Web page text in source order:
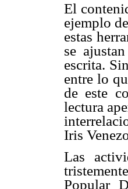
El
ejemplo
estas
se
escrita.
entre lo
de este
lectura
Iris
Las
Popular